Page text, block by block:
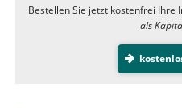
Bestellen Sie jetzt kostenfrei Ihre
als